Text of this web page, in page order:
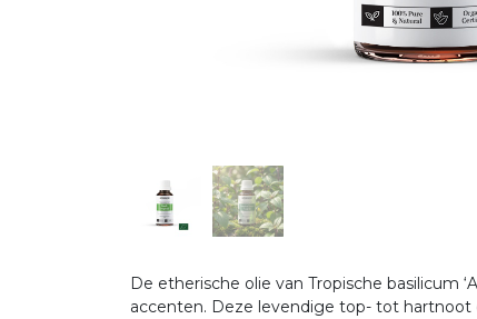
De etherische olie van Tropische basilicum
accenten. Deze levendige top- tot hartnoot